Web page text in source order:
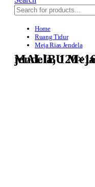
Home
Ruang Tidur
Meja Rias Jendela
MALIBU Meja dan penyimpanan pas